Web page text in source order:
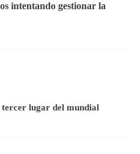
intentando gestionar la
lugar del mundial